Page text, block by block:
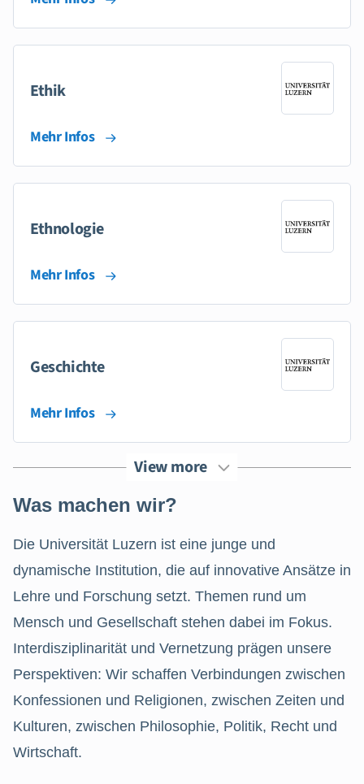
Ethik
Mehr Infos
Ethnologie
Mehr Infos
Geschichte
Mehr Infos
View more
Was machen wir?
Die Universität Luzern ist eine junge und
dynamische Institution, die auf innovative Ansätze in
Lehre und Forschung setzt. Themen rund um
Mensch und Gesellschaft stehen dabei im Fokus.
Interdisziplinarität und Vernetzung prägen unsere
Perspektiven: Wir schaffen Verbindungen zwischen
Konfessionen und Religionen, zwischen Zeiten und
Kulturen, zwischen Philosophie, Politik, Recht und
Wirtschaft.